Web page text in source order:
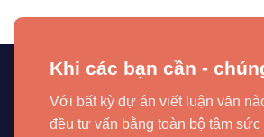
Khi các bạn cần -
Với bất kỳ dự án viết luận văn
đều tư vấn bằng toàn bộ tâm sức